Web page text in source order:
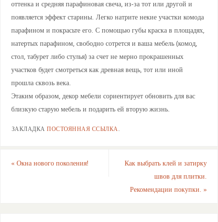
оттенка и средняя парафиновая свеча, из-за тот или другой и
появляется эффект старины. Легко натрите некие участки комода
парафином и покрасьте его. С помощью губы краска в площадях,
натертых парафином, свободно сотрется и ваша мебель (комод,
стол, табурет либо стулья) за счет не мерно прокрашенных
участков будет смотреться как древная вещь, тот или иной
прошла сквозь века.
Этаким образом, декор мебели сориентирует обновить для вас
близкую старую мебель и подарить ей вторую жизнь.
ЗАКЛАДКАПОСТОЯННАЯ ССЫЛКА.
«Окна нового поколения!
Как выбрать клей и затирку
швов для плитки.
Рекомендации покупки.»